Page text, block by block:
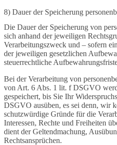
8) Dauer der Speicherung
Die Dauer der Speicherung von
sich anhand der jeweiligen
Verarbeitungszweck und – sofern
der jeweiligen gesetzlichen
steuerrechtliche
Bei der Verarbeitung von
von Art. 6 Abs. 1 lit. f DSGVO
gespeichert, bis Sie Ihr
DSGVO ausüben, es sei denn, wir
schutzwürdige Gründe für die
Interessen, Rechte und Freiheiten
dient der Geltendmachung,
Rechtsansprüchen.